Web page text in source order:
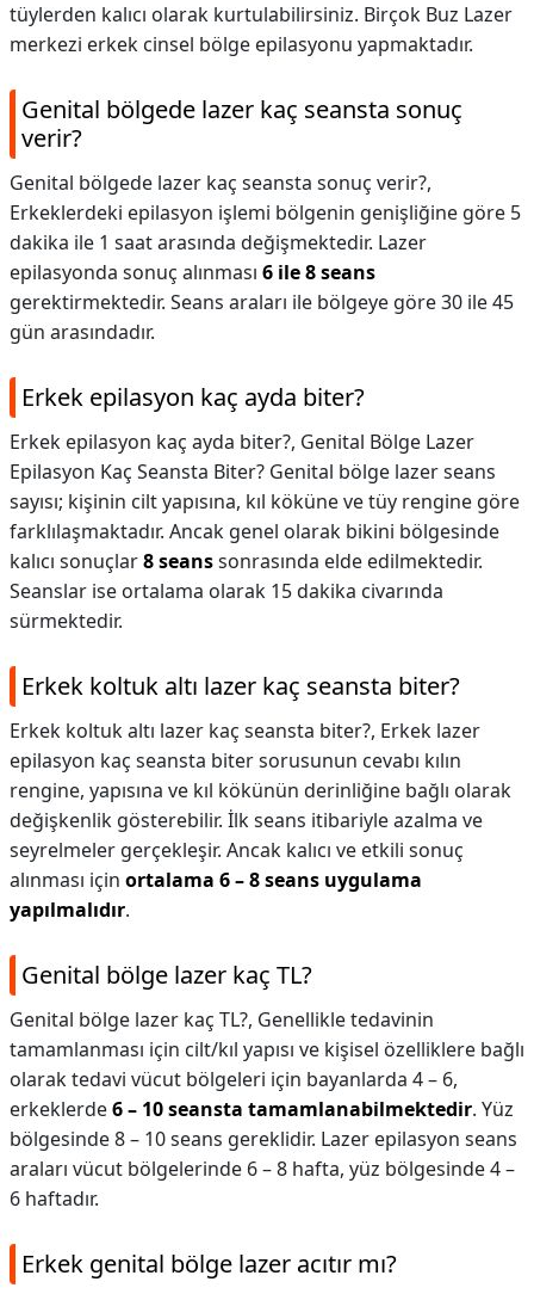
tüylerden kalıcı olarak kurtulabilirsiniz. Birçok Buz Lazer
merkezi erkek cinsel bölge epilasyonu yapmaktadır.
Genital bölgede lazer kaç seansta sonuç
verir?
Genital bölgede lazer kaç seansta sonuç verir?,
Erkeklerdeki epilasyon işlemi bölgenin genişliğine göre 5
dakika ile 1 saat arasında değişmektedir. Lazer
epilasyonda sonuç alınması 6 ile 8 seans
gerektirmektedir. Seans araları ile bölgeye göre 30 ile 45
gün arasındadır.
Erkek epilasyon kaç ayda biter?
Erkek epilasyon kaç ayda biter?, Genital Bölge Lazer
Epilasyon Kaç Seansta Biter? Genital bölge lazer seans
sayısı; kişinin cilt yapısına, kıl köküne ve tüy rengine göre
farklılaşmaktadır. Ancak genel olarak bikini bölgesinde
kalıcı sonuçlar8 seanssonrasında elde edilmektedir.
Seanslar ise ortalama olarak 15 dakika civarında
sürmektedir.
Erkek koltuk altı lazer kaç seansta biter?
Erkek koltuk altı lazer kaç seansta biter?, Erkek lazer
epilasyon kaç seansta biter sorusunun cevabı kılın
rengine, yapısına ve kıl kökünün derinliğine bağlı olarak
değişkenlik gösterebilir. İlk seans itibariyle azalma ve
seyrelmeler gerçekleşir. Ancak kalıcı ve etkili sonuç
alınması için ortalama 6 – 8 seans uygulama
yapılmalıdır.
Genital bölge lazer kaç TL?
Genital bölge lazer kaç TL?, Genellikle tedavinin
tamamlanması için cilt/kıl yapısı ve kişisel özelliklere bağlı
olarak tedavi vücut bölgeleri için bayanlarda 4 – 6,
erkeklerde6 – 10 seansta tamamlanabilmektedir. Yüz
bölgesinde 8 – 10 seans gereklidir. Lazer epilasyon seans
araları vücut bölgelerinde 6 – 8 hafta, yüz bölgesinde 4 –
6 haftadır.
Erkek genital bölge lazer acıtır mı?